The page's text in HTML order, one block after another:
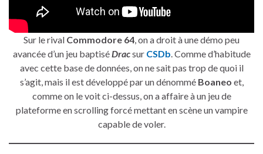
Sur le rival Commodore 64, on a droit à une démo peu
avancée d’un jeu baptiséDracsur CSDb. Comme d’habitude
avec cette base de données, on ne sait pas trop de quoi il
s’agit, mais il est développé par un dénommé Boaneo et,
comme on le voit ci-dessus, on a affaire à un jeu de
plateforme en scrolling forcé mettant en scène un vampire
capable de voler.